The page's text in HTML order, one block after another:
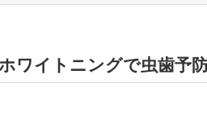
ワイトニングで虫歯予